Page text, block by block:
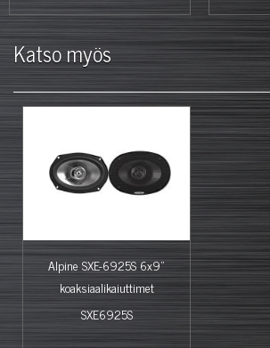
Katso myös
Alpine SXE-6925S 6x9"
koaksiaalikaiuttimet
SXE6925S